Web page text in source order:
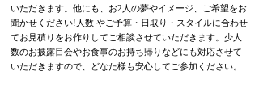
いただきます。他にも、お2人の夢やイメージ、ご希望をお
聞かせください!人数 やご予算・日取り・スタイルに合わせ
てお見積りをお作りしてご相談させていただきます。少人
数のお披露目会やお食事のお持ち帰りなどにも対応させて
いただきますので、どなた様も安心してご参加ください。